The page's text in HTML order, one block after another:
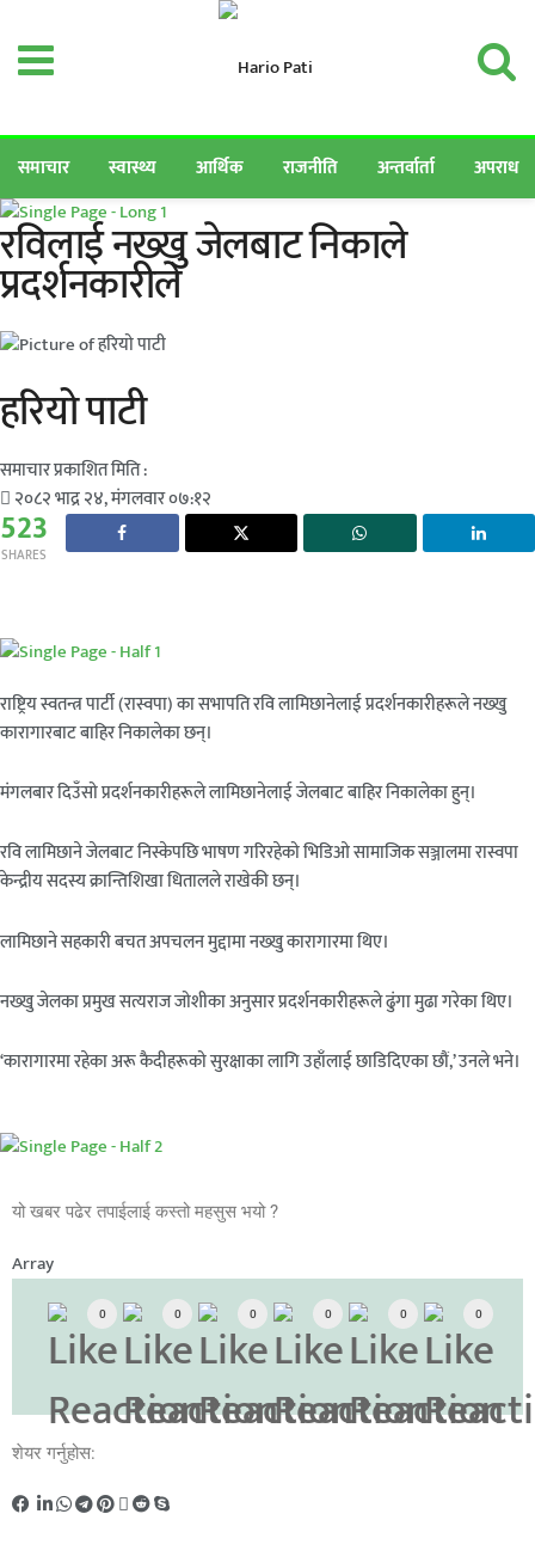
समाचार स्वास्थ्य आर्थिक राजनीति अन्तर्वार्ता अपराध
रविलाई नख्खु जेलबाट निकाले
प्रदर्शनकारीले
हरियो पाटी
समाचार प्रकाशित मिति :
२०८२ भाद्र २४, मंगलवार ०७:१२
523
SHARES
राष्ट्रिय स्वतन्त्र पार्टी (रास्वपा) का सभापति रवि लामिछानेलाई प्रदर्शनकारीहरूले नख्खु
कारागारबाट बाहिर निकालेका छन्।
मंगलबार दिउँसो प्रदर्शनकारीहरूले लामिछानेलाई जेलबाट बाहिर निकालेका हुन्।
रवि लामिछाने जेलबाट निस्केपछि भाषण गरिरहेको भिडिओ सामाजिक सञ्जालमा रास्वपा
केन्द्रीय सदस्य क्रान्तिशिखा धितालले राखेकी छन्।
लामिछाने सहकारी बचत अपचलन मुद्दामा नख्खु कारागारमा थिए।
नख्खु जेलका प्रमुख सत्यराज जोशीका अनुसार प्रदर्शनकारीहरूले ढुंगा मुढा गरेका थिए।
‘कारागारमा रहेका अरू कैदीहरूको सुरक्षाका लागि उहाँलाई छाडिदिएका छौं,’ उनले भने।
यो खबर पढेर तपाईलाई कस्तो महसुस भयो ?
Array
0 0 0 0 0 0
शेयर गर्नुहोस: